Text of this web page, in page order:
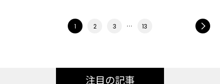
1 2 3 … 13
注目の記事